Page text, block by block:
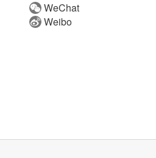
WeChat
Weibo